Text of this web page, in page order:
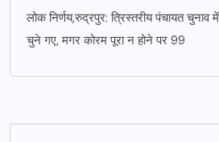
लोक निर्णय,रुद्रपुर: त्रिस्तरीय पंचायत
चुने गए, मगर कोरम पूरा न होने पर 99